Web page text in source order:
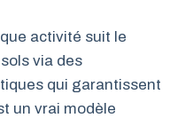
activité suit le
via des
qui garantissent
un vrai modèle